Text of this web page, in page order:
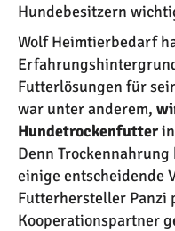
Hundebesitzern
Wolf Heimtierbedarf
Futterlösungen für
war unter anderem,
Hundetrockenfutter
Denn
einige entscheidende
Futterhersteller Panzi
Kooperationspartner